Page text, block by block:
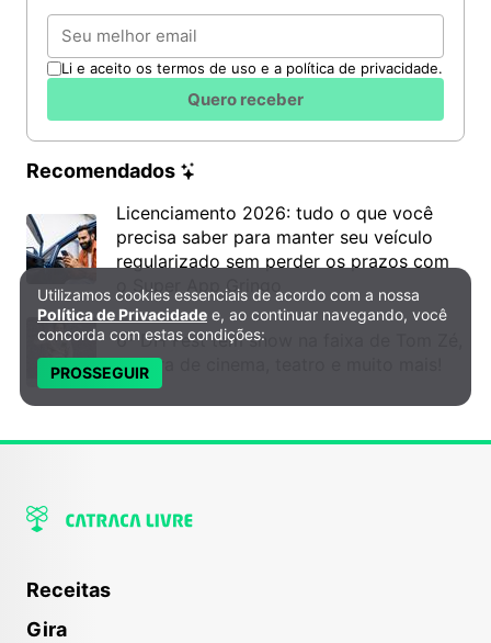
Email
Li e aceito os termos de uso e a política de privacidade.
Quero receber
Recomendados
Licenciamento 2026: tudo o que você
precisa saber para manter seu veículo
regularizado sem perder os prazos com
o Super App Gringo
6º DH Fest tem show na faixa de Tom Zé,
mostra de cinema, teatro e muito mais!
Receitas
Gira
Política de Privacidade e Cookies
Utilizamos cookies essenciais de acordo com a nossa
Política de Privacidade e, ao continuar navegando, você
concorda com estas condições:
PROSSEGUIR